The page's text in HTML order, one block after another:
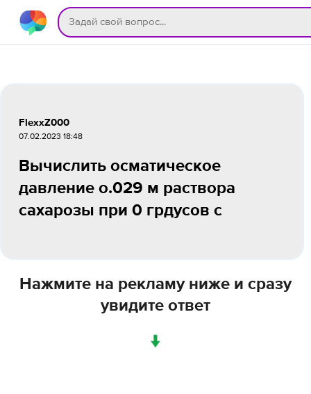
FlexxZ000
07.02.2023 18:48
Вычислить осматическое
давление о.029 м раствора
сахарозы при 0 грдусов с
Нажмите на рекламу ниже и сразу
увидите ответ
↓